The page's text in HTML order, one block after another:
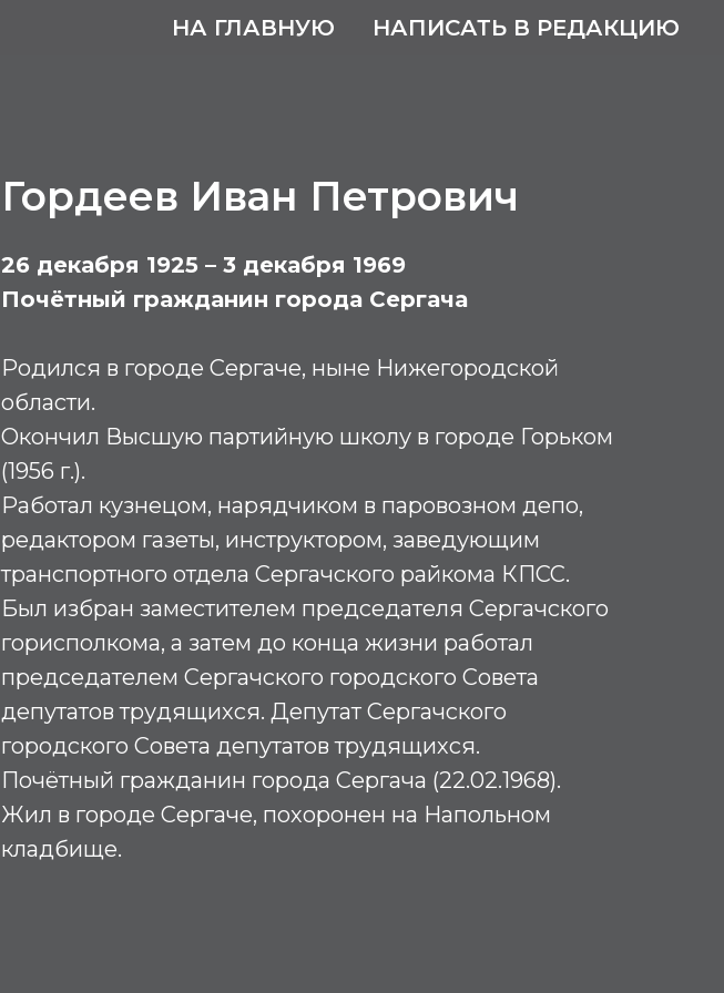
НА ГЛАВНУЮ НАПИСАТЬ В РЕДАКЦИЮ
Гордеев Иван Петрович
26 декабря 1925 – 3 декабря 1969
Почётный гражданин города Сергача
Родился в городе Сергаче, ныне Нижегородской
области.
Окончил Высшую партийную школу в городе Горьком
(1956 г.).
Работал кузнецом, нарядчиком в паровозном депо,
редактором газеты, инструктором, заведующим
транспортного отдела Сергачского райкома КПСС.
Был избран заместителем председателя Сергачского
горисполкома, а затем до конца жизни работал
председателем Сергачского городского Совета
депутатов трудящихся. Депутат Сергачского
городского Совета депутатов трудящихся.
Почётный гражданин города Сергача (22.02.1968).
Жил в городе Сергаче, похоронен на Напольном
кладбище.